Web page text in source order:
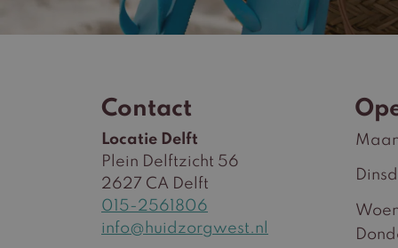
Contact
Locatie Delft
Plein Delftzicht 56
2627 CA Delft
015-2561806
info@huidzorgwest.nl